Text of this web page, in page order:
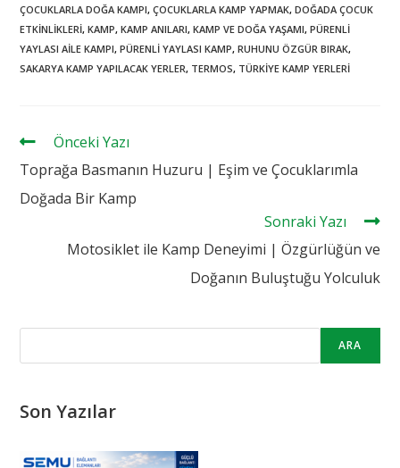
ÇOCUKLARLA DOĞA KAMPI, ÇOCUKLARLA KAMP YAPMAK, DOĞADA ÇOCUK
ETKINLIKLERI, KAMP, KAMP ANILARI, KAMP VE DOĞA YAŞAMI, PÜRENLI
YAYLASI AILE KAMPI, PÜRENLI YAYLASI KAMP, RUHUNU ÖZGÜR BIRAK,
SAKARYA KAMP YAPILACAK YERLER, TERMOS, TÜRKIYE KAMP YERLERI
haberlerÖnceki Yazı
Toprağa Basmanın Huzuru | Eşim ve Çocuklarımla
Doğada Bir Kamp
Sonraki Yazı
Motosiklet ile Kamp Deneyimi | Özgürlüğün ve
Doğanın Buluştuğu Yolculuk
ARA
Son Yazılar